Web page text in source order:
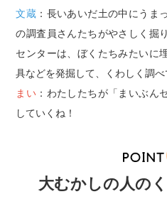
文蔵 ：長いあいだ土の中にうま
の調査員さんたちがやさしく掘
センターは、ぼくたちみたいに
具などを発掘して、くわしく調べ
まい ：わたしたちが「まいぶん
していくね！
大むかしの人の